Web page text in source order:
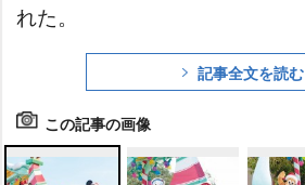
れた。
記事全文を読む
この記事の画像